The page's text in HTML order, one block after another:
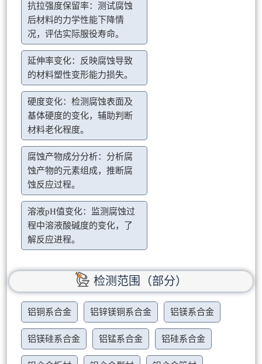
抗拉强度保留率：测试腐蚀
后材料的力学性能下降情
况，评估实际服役寿命。
延伸率变化：反映腐蚀导致
的材料塑性变形能力损失。
硬度变化：检测腐蚀表面及
基体硬度的变化，辅助判断
材料老化程度。
腐蚀产物成分分析：分析腐
蚀产物的元素组成，推断腐
蚀反应过程。
溶液pH值变化：监测腐蚀过
程中溶液酸碱度的变化，了
解反应进程。
检测范围（部分）
铝铜系合金 铝锌镁铜系合金 铝镁系合金
铝镁硅系合金 铝锰系合金 铝硅系合金